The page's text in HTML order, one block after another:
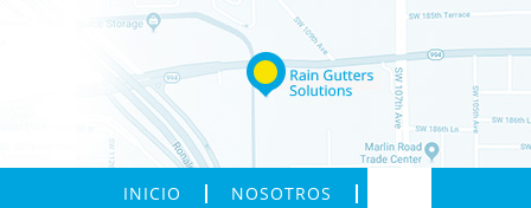
INICIO
NOSOTROS